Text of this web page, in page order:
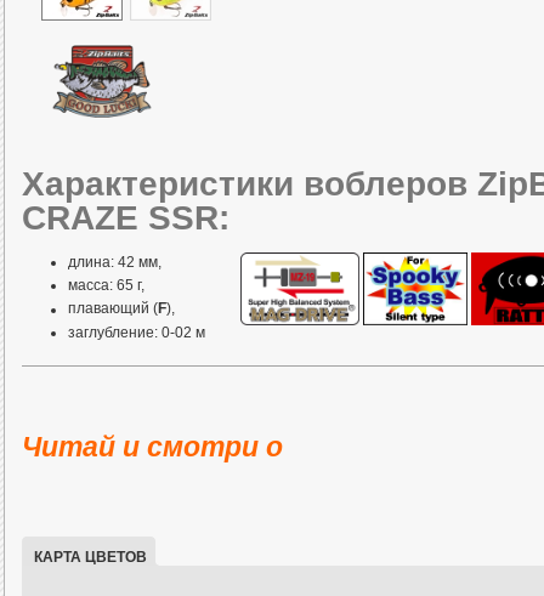
Характеристики воблеров
CRAZE SSR:
длина: 42 мм,
масса: 65 г,
плавающий (F),
заглубление: 0-02 м
Switcher Craze и положение
при забросе (1) и
Читай и смотри о
КАРТА ЦВЕТОВ